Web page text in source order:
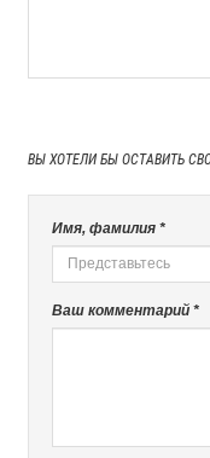
ВЫ ХОТЕЛИ БЫ ОСТАВИТЬ
Имя, фамилия *
Ваш комментарий *